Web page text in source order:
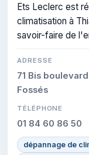
Ets Leclerc est
climatisation à
savoir-faire de
ADRESSE
71 Bis
Fossés
TÉLÉPHONE
01 84 60 86 50
dépannage de